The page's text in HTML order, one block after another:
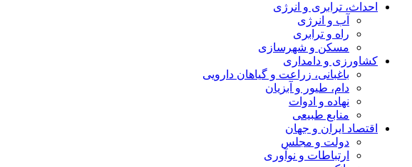
احداث، ترابری و انرژی
آب و انرژی
راه و ترابری
مسکن و شهرسازی
کشاورزی و دامداری
باغبانی، زراعت و گیاهان دارویی
دام، طیور و آبزیان
نهاده و ادوات
منابع طبیعی
اقتصاد ایران و جهان
دولت و مجلس
ارتباطات و نوآوری